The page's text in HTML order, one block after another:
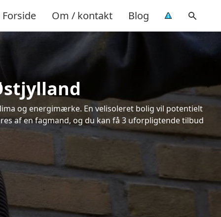
Forside Om / kontakt Blog
og energimærke. En velisoleret bolig vil potentielt
af en fagmand, og du kan få 3 uforpligtende tilbud